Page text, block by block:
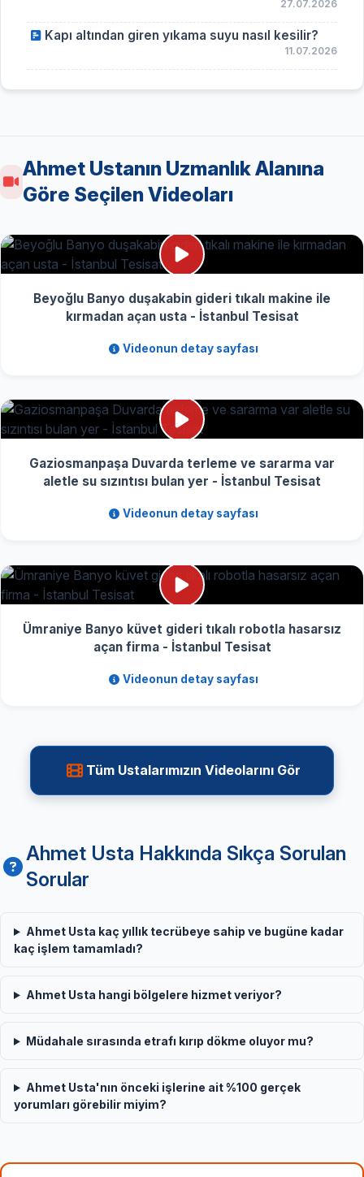
27.07.2026
Kapı altından giren yıkama suyu nasıl kesilir?
11.07.2026
Ahmet Ustanın Uzmanlık Alanına
Göre Seçilen Videoları
Beyoğlu Banyo duşakabin gideri tıkalı makine ile
kırmadan açan usta - İstanbul Tesisat
Videonun detay sayfası
Gaziosmanpaşa Duvarda terleme ve sararma var
aletle su sızıntısı bulan yer - İstanbul Tesisat
Videonun detay sayfası
Ümraniye Banyo küvet gideri tıkalı robotla hasarsız
açan firma - İstanbul Tesisat
Videonun detay sayfası
Tüm Ustalarımızın Videolarını Gör
Ahmet Usta Hakkında Sıkça Sorulan
Sorular
Ahmet Usta kaç yıllık tecrübeye sahip ve bugüne kadar
kaç işlem tamamladı?
Ahmet Usta hangi bölgelere hizmet veriyor?
Müdahale sırasında etrafı kırıp dökme oluyor mu?
Ahmet Usta'nın önceki işlerine ait %100 gerçek
yorumları görebilir miyim?